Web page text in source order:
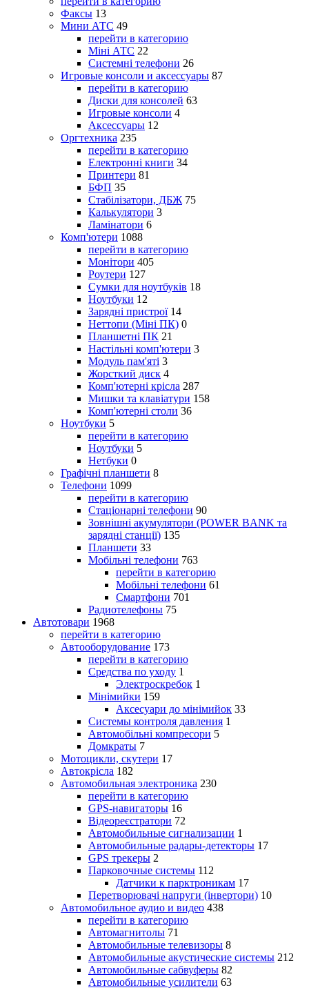
Факсы 13
Мини АТС 49
перейти в категорию
Міні АТС 22
Системні телефони 26
Игровые консоли и аксессуары 87
перейти в категорию
Диски для консолей 63
Игровые консоли 4
Аксессуары 12
Оргтехника 235
перейти в категорию
Електронні книги 34
Принтери 81
БФП 35
Стабілізатори, ДБЖ 75
Калькулятори 3
Ламінатори 6
Комп'ютери 1088
перейти в категорию
Монітори 405
Роутери 127
Сумки для ноутбуків 18
Ноутбуки 12
Зарядні пристрої 14
Неттопи (Міні ПК) 0
Планшетні ПК 21
Настільні комп'ютери 3
Модуль пам'яті 3
Жорсткий диск 4
Комп'ютерні крісла 287
Мишки та клавіатури 158
Комп'ютерні столи 36
Ноутбуки 5
перейти в категорию
Ноутбуки 5
Нетбуки 0
Графічні планшети 8
Телефони 1099
перейти в категорию
Стаціонарні телефони 90
Зовнішні акумулятори (POWER BANK та
зарядні станції) 135
Планшети 33
Мобільні телефони 763
перейти в категорию
Мобільні телефони 61
Смартфони 701
Радиотелефоны 75
Автотовари 1968
перейти в категорию
Автооборудование 173
перейти в категорию
Средства по уходу 1
Электроскребок 1
Мінімийки 159
Аксесуари до мінімийок 33
Системы контроля давления 1
Автомобільні компресори 5
Домкраты 7
Мотоцикли, скутери 17
Автокрісла 182
Автомобильная электроника 230
перейти в категорию
GPS-навигаторы 16
Відеореєстратори 72
Автомобильные сигнализации 1
Автомобильные радары-детекторы 17
GPS трекеры 2
Парковочные системы 112
Датчики к парктроникам 17
Перетворювачі напруги (інвертори) 10
Автомобильное аудио и видео 438
перейти в категорию
Автомагнитолы 71
Автомобильные телевизоры 8
Автомобильные акустические системы 212
Автомобильные сабвуферы 82
Автомобильные усилители 63